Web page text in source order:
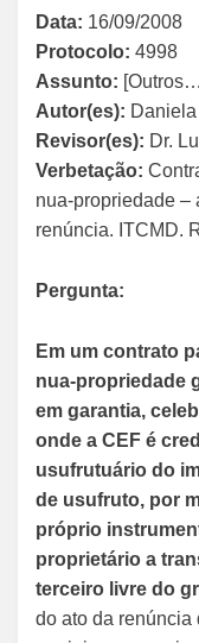
Data: 16/09/2008
Protocolo: 4998
Assunto:
Autor(es):
Revisor(es): Dr.
Verbetação:
nua-propriedade –
renúncia. ITCMD.
Pergunta:
Em um contrato
nua-propriedade
em garantia,
onde a CEF é
usufrutuário do
de usufruto, por
próprio
proprietário a
terceiro livre do
do ato da renúncia